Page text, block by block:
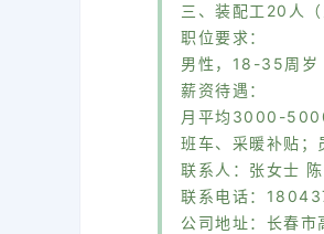
三、装配工20人（
职位要求：
男性，18-35周岁
薪资待遇：
月平均3000-
班车、采暖补贴；
联系人：张女士
联系电话：
公司地址：长春